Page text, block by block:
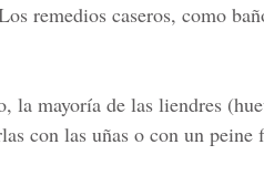
remedios caseros, como
la mayoría de las liendres
con las uñas o con un peine